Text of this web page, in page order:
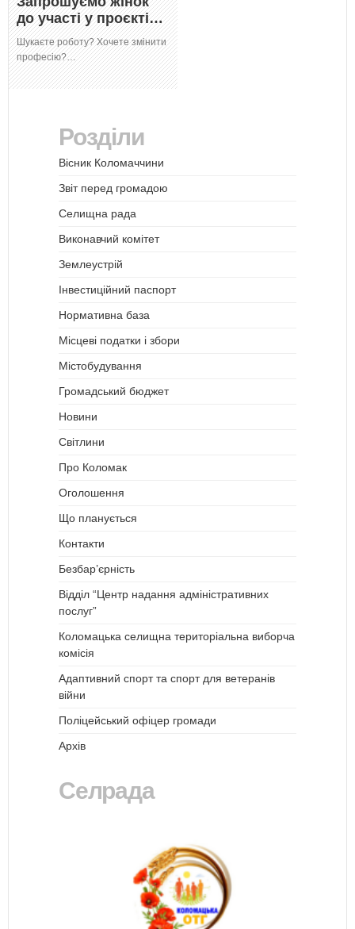
до участі у проєкті…
Шукаєте роботу? Хочете змінити
професію?…
Розділи
Вісник Коломаччини
Звіт перед громадою
Селищна рада
Виконавчий комітет
Землеустрій
Інвестиційний паспорт
Нормативна база
Місцеві податки і збори
Містобудування
Громадський бюджет
Новини
Світлини
Про Коломак
Оголошення
Що планується
Контакти
Безбар’єрність
Відділ “Центр надання адміністративних
послуг”
Коломацька селищна територіальна виборча
комісія
Адаптивний спорт та спорт для ветеранів
війни
Поліцейський офіцер громади
Архів
Селрада